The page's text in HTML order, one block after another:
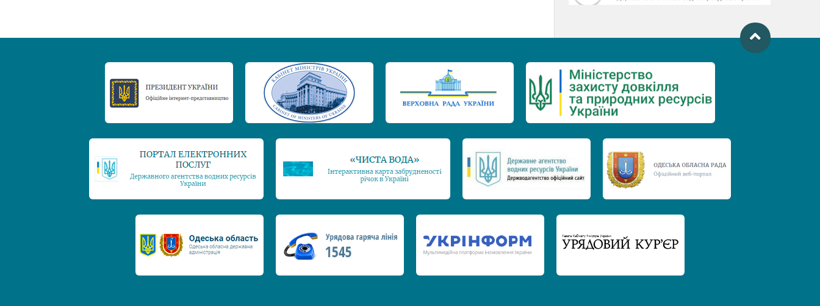
День захисту річок
Міжнародний день боротьби проти
гребель